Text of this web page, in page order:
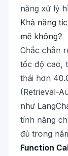
năng xử lý
Khả năng
mẽ không?
Chắc chắn
tốc độ cao,
thái hơn
(Retrieval-
như
tính năng
đủ trong
Function